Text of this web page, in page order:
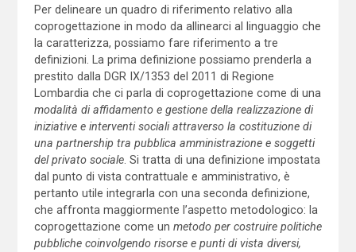
Per delineare un quadro di riferimento relativo alla
coprogettazione in modo da allinearci al linguaggio che
la caratterizza, possiamo fare riferimento a tre
definizioni. La prima definizione possiamo prenderla a
prestito dalla DGR IX/1353 del 2011 di Regione
Lombardia che ci parla di coprogettazione come di una
modalità di affidamento e gestione della realizzazione di
iniziative e interventi sociali attraverso la costituzione di
una partnership tra pubblica amministrazione e soggetti
del privato sociale. Si tratta di una definizione impostata
dal punto di vista contrattuale e amministrativo, è
pertanto utile integrarla con una seconda definizione,
che affronta maggiormente l’aspetto metodologico: la
coprogettazione come un metodo per costruire politiche
pubbliche coinvolgendo risorse e punti di vista diversi,